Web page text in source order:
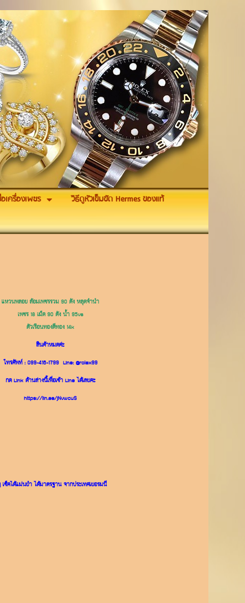
เครื่องเพชร
วิธีดูหัวเข็มขัด Hermes ของแท้
แหวนพลอย ล้อมเพชรรวม 90 ตัง หลุดจำนำ
เพชร 18 เม็ด 90 ตัง น้ำ 95vs
ตัวเรือนทองตีทอง 14k
สินค้าหมดค่ะ
โทรศัพท์ :099-416-1799 Line:@rolex99
กด Link ด้านล่างนี้เพื่อเข้า Line ได้เลยคะ
https://lin.ee/jNvwcuS
ช็คได้แม่นยำ ได้มาตรฐาน จากประเทศเยอรมนี